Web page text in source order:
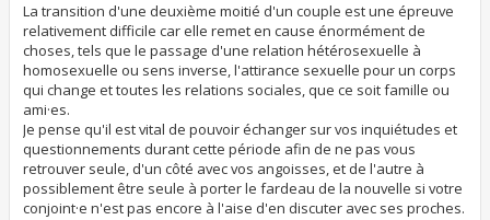
La transition d'une deuxième moitié d'un couple est une épreuve
relativement difficile car elle remet en cause énormément de
choses, tels que le passage d'une relation hétérosexuelle à
homosexuelle ou sens inverse, l'attirance sexuelle pour un corps
qui change et toutes les relations sociales, que ce soit famille ou
ami·es.
Je pense qu'il est vital de pouvoir échanger sur vos inquiétudes et
questionnements durant cette période afin de ne pas vous
retrouver seule, d'un côté avec vos angoisses, et de l'autre à
possiblement être seule à porter le fardeau de la nouvelle si votre
conjoint·e n'est pas encore à l'aise d'en discuter avec ses proches.